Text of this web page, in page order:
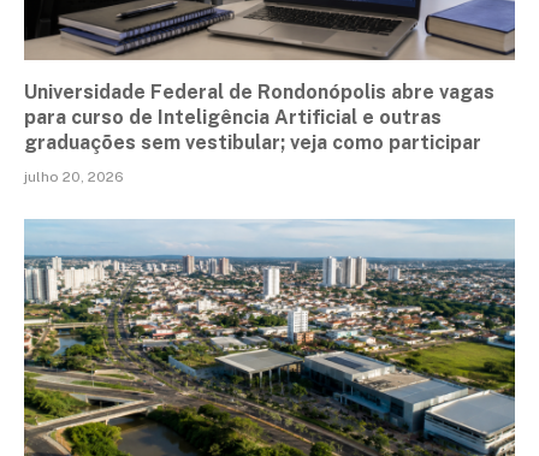
Universidade Federal de Rondonópolis abre vagas
para curso de Inteligência Artificial e outras
graduações sem vestibular; veja como participar
julho 20, 2026